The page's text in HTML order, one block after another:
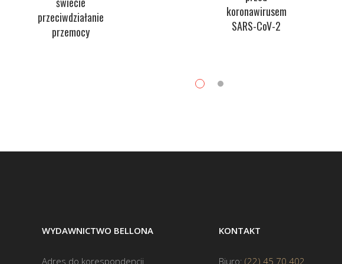
przeciwdziałanie
przemocy
koronawirusem
SARS-CoV-2
WYDAWNICTWO BELLONA
Adres do korespondencji
KONTAKT
Biuro: (22) 45 70 402